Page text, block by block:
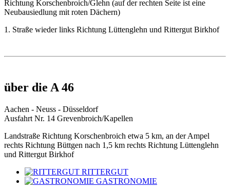
Richtung Korschenbroich/Glehn (auf der rechten Seite ist eine
Neubausiedlung mit roten Dächern)
1. Straße wieder links Richtung Lüttenglehn und Rittergut Birkhof
über die A 46
Aachen - Neuss - Düsseldorf
Ausfahrt Nr. 14 Grevenbroich/Kapellen
Landstraße Richtung Korschenbroich etwa 5 km, an der Ampel
rechts Richtung Büttgen nach 1,5 km rechts Richtung Lüttenglehn
und Rittergut Birkhof
RITTERGUT
GASTRONOMIE